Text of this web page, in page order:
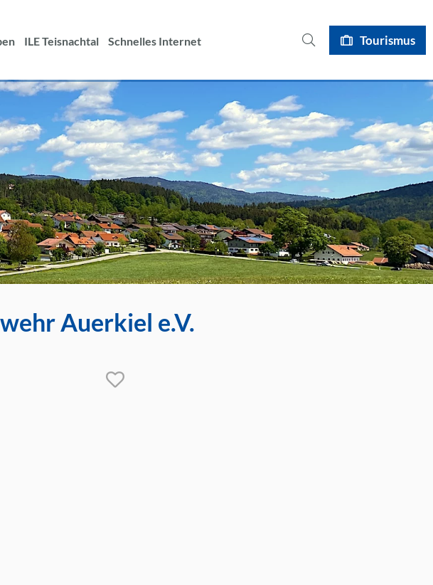
ILE Teisnachtal Schnelles Internet Tourismus
Auerkiel e.V.